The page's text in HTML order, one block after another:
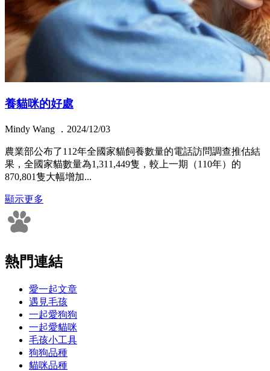
養貓咪的好處
Mindy Wang ．2024/12/03
農業部公布了112年全國家貓飼養數量的電話訪問調查推估結
果，全國家貓數量為1,311,449隻，較上一期（110年）的
870,801隻大幅增加...
顯示更多
熱門連結
愛一起文章
遇見毛孩
一起愛狗狗
一起愛貓咪
毛孩小工具
狗狗品種
貓咪品種